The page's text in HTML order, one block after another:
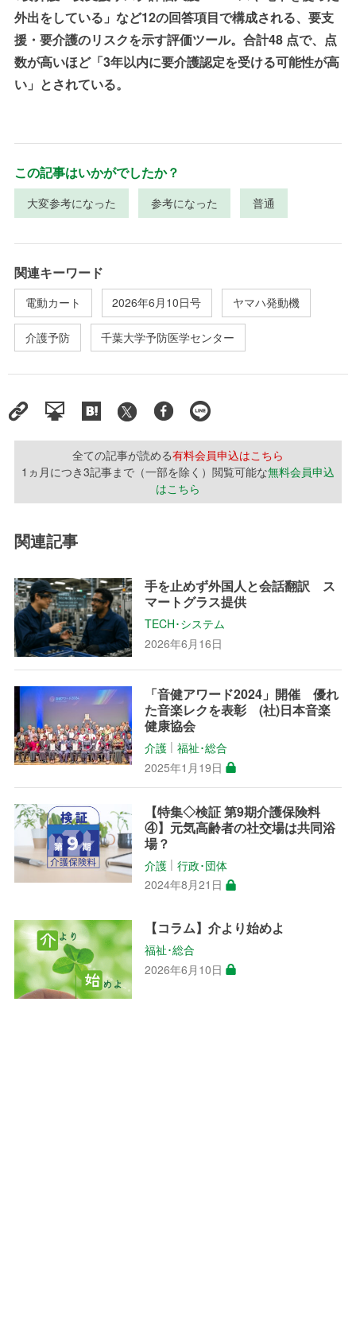
外出をしている」など12の回答項目で構成される、要支
援・要介護のリスクを示す評価ツール。合計48 点で、点
数が高いほど「3年以内に要介護認定を受ける可能性が高
い」とされている。
この記事はいかがでしたか？
大変参考になった 参考になった 普通
関連キーワード
電動カート 2026年6月10日号 ヤマハ発動機
介護予防 千葉大学予防医学センター
全ての記事が読める有料会員申込はこちら
1ヵ月につき3記事まで（一部を除く）閲覧可能な無料会員申込
はこちら
関連記事
手を止めず外国人と会話翻訳 ス
マートグラス提供
TECH･システム
2026年6月16日
「音健アワード2024」開催 優れ
た音楽レクを表彰 (社)日本音楽
健康協会
介護 │福祉･総合
2025年1月19日
【特集◇検証 第9期介護保険料
④】元気高齢者の社交場は共同浴
場？
介護 │行政･団体
2024年8月21日
【コラム】介より始めよ
福祉･総合
2026年6月10日